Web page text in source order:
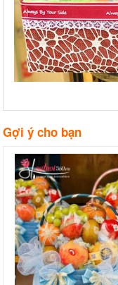
Gợi ý cho bạn